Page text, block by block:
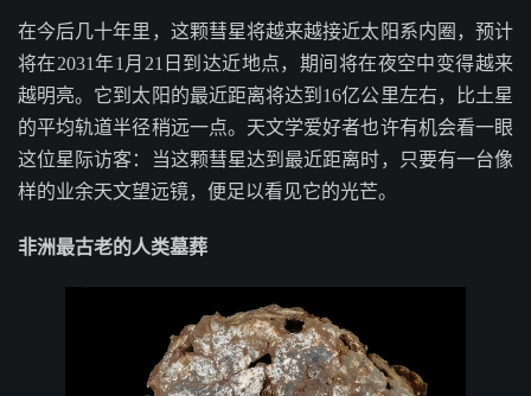
在今后几十年里，这颗彗星将越来越接近太阳系内圈，预计
将在2031年1月21日到达近地点，期间将在夜空中变得越来
越明亮。它到太阳的最近距离将达到16亿公里左右，比土星
的平均轨道半径稍远一点。天文学爱好者也许有机会看一眼
这位星际访客：当这颗彗星达到最近距离时，只要有一台像
样的业余天文望远镜，便足以看见它的光芒。
非洲最古老的人类墓葬